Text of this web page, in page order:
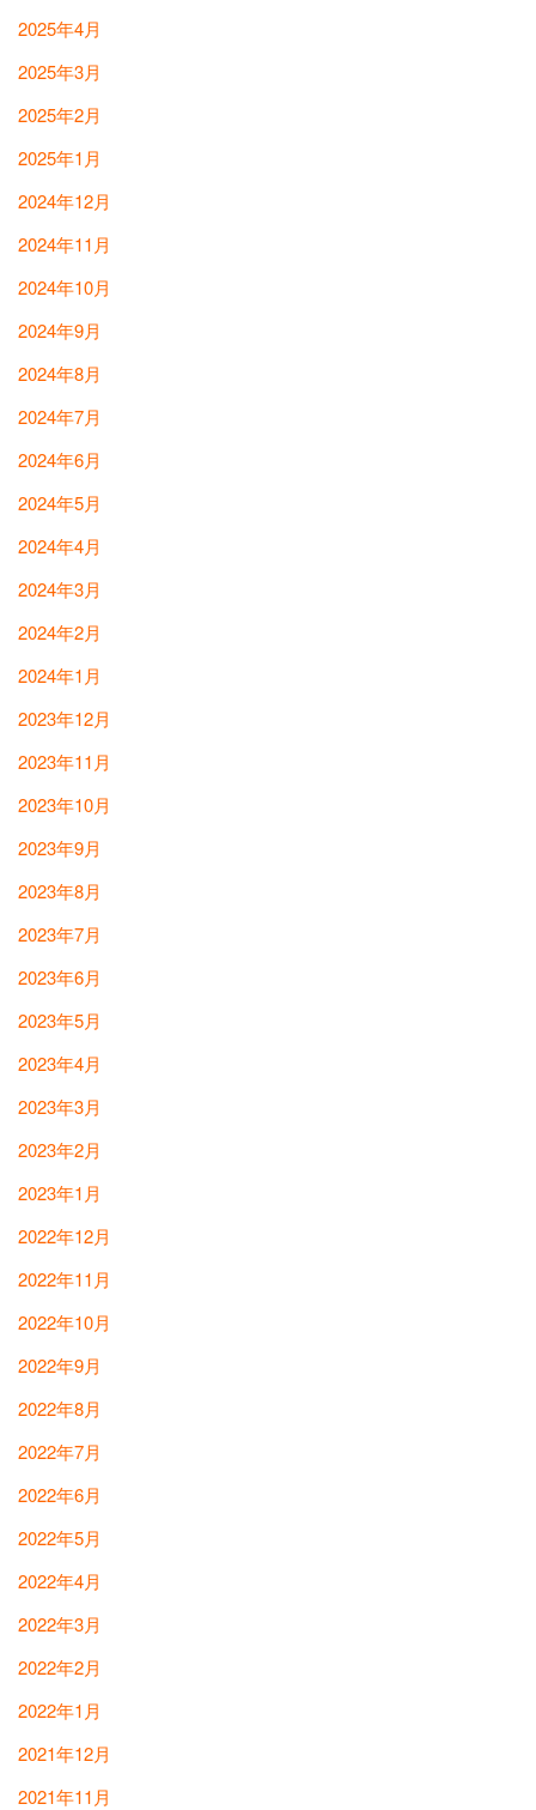
2025年4月
2025年3月
2025年2月
2025年1月
2024年12月
2024年11月
2024年10月
2024年9月
2024年8月
2024年7月
2024年6月
2024年5月
2024年4月
2024年3月
2024年2月
2024年1月
2023年12月
2023年11月
2023年10月
2023年9月
2023年8月
2023年7月
2023年6月
2023年5月
2023年4月
2023年3月
2023年2月
2023年1月
2022年12月
2022年11月
2022年10月
2022年9月
2022年8月
2022年7月
2022年6月
2022年5月
2022年4月
2022年3月
2022年2月
2022年1月
2021年12月
2021年11月